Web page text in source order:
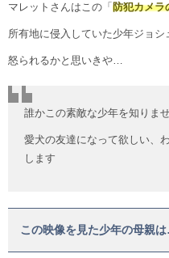
マレットさんはこの「 防犯カメラ
所有地に侵入していた少年ジョ
怒られるかと思いきや…
誰かこの素敵な少年を知りま
愛犬の友達になって欲しい、
します
この映像を見た少年の母親